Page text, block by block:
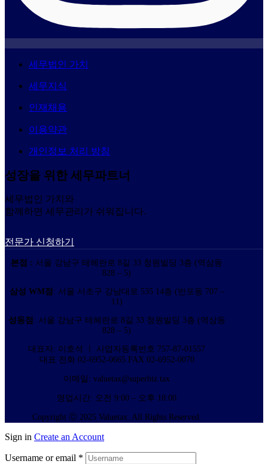
세무법인 가치
세무지식
인재채용
이용약관
개인정보 처리 방침
성장을 위한 세무파트너
세무법인 가치와
함께하면 세무관리가 쉬워집니다.
전문가 신청하기
본점 : 서울 강남구 테헤란로 8길 33 청원빌딩 3층 (역삼동
828 – 5)
삼성 WM점 : 서울 서초구 강남대로 535 14층 (반포동 707 –
11)
성동점 : 서울 강남구 테헤란로 8길 33 청원빌딩 3층 (역삼동
828 – 5)
대표자: 이호석 ㅣ 사업자등록번호 757-87-01557
대표 전화 02-6952-0665 FAX 02-6952-0070
이메일: valuetax@superbiz.tax
영업시간: 오전 9:00 – 오후 18:00
Copyright ⓒ 2025 Valuetax. All Rights Reserved.
Sign in Create an Account
Username or email *